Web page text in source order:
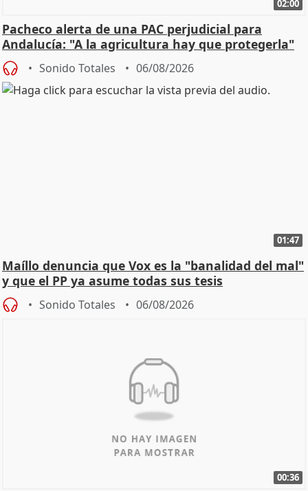
02:00
Pacheco alerta de una PAC perjudicial para
Andalucía: "A la agricultura hay que protegerla"
Sonido Totales 06/08/2026
01:47
Maíllo denuncia que Vox es la "banalidad del mal"
y que el PP ya asume todas sus tesis
Sonido Totales 06/08/2026
00:36